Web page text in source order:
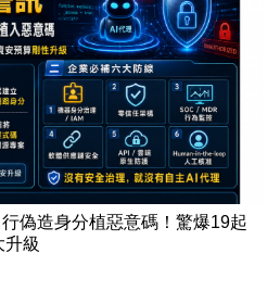
偽造身分植惡意碼！驚爆19起
升級